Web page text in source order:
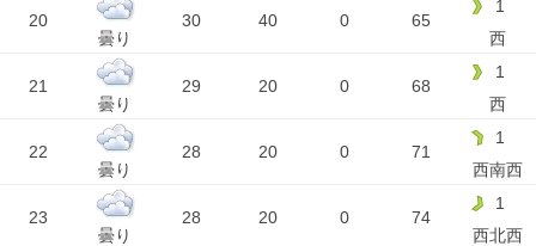
20
曇り
30 40 0 65
1
西
21
曇り
29 20 0 68
1
西
22
曇り
28 20 0 71
1
西南西
23
曇り
28 20 0 74
1
西北西